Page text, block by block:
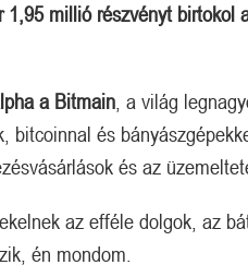
1,95 millió részvényt
a Bitmain , a világ
bitcoinnal és
és az
az efféle dolgok, az
én mondom.